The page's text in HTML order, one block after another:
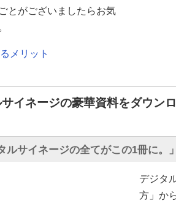
とがございましたらお気
メリット
サイネージの豪華資料をダウン
ルサイネージの全てがこの1冊に。
デジタ
方」か